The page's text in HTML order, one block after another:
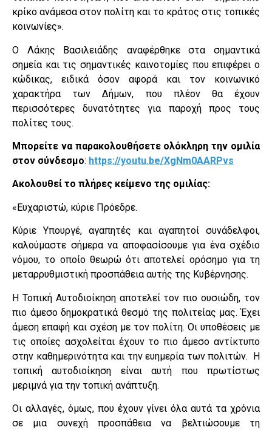
κρίκο ανάμεσα στον πολίτη και το κράτος στις τοπικές
κοινωνίες».
Ο Λάκης Βασιλειάδης αναφέρθηκε στα σημαντικά
σημεία και τις σημαντικές καινοτομίες που επιφέρει ο
κώδικας, ειδικά όσον αφορά και τον κοινωνικό
χαρακτήρα των Δήμων, που πλέον θα έχουν
περισσότερες δυνατότητες για παροχή προς τους
πολίτες τους.
Μπορείτε να παρακολουθήσετε ολόκληρη την ομιλία
στον σύνδεσμο: https://youtu.be/XgNm0AARPvs
Ακολουθεί το πλήρες κείμενο της ομιλίας:
«Ευχαριστώ, κύριε Πρόεδρε.
Κύριε Υπουργέ, αγαπητές και αγαπητοί συνάδελφοι,
καλούμαστε σήμερα να αποφασίσουμε για ένα σχέδιο
νόμου, το οποίο θεωρώ ότι αποτελεί ορόσημο για τη
μεταρρυθμιστική προσπάθεια αυτής της Κυβέρνησης.
Η Τοπική Αυτοδιοίκηση αποτελεί τον πιο ουσιώδη, τον
πιο άμεσο δημοκρατικά θεσμό της πολιτείας μας. Έχει
άμεση επαφή και σχέση με τον πολίτη. Οι υποθέσεις με
τις οποίες ασχολείται έχουν το πιο άμεσο αντίκτυπο
στην καθημερινότητα και την ευημερία των πολιτών. Η
τοπική αυτοδιοίκηση είναι αυτή που πρωτίστως
μεριμνά για την τοπική ανάπτυξη.
Οι αλλαγές, όμως, που έχουν γίνει όλα αυτά τα χρόνια
σε μια συνεχή προσπάθεια να βελτιώσουμε τη